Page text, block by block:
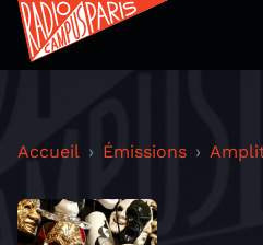
Accueil Émissions